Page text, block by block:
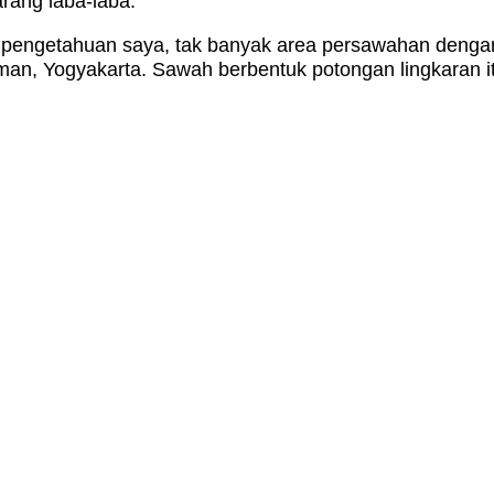
saya, tak banyak area persawahan
Yogyakarta. Sawah berbentuk potongan